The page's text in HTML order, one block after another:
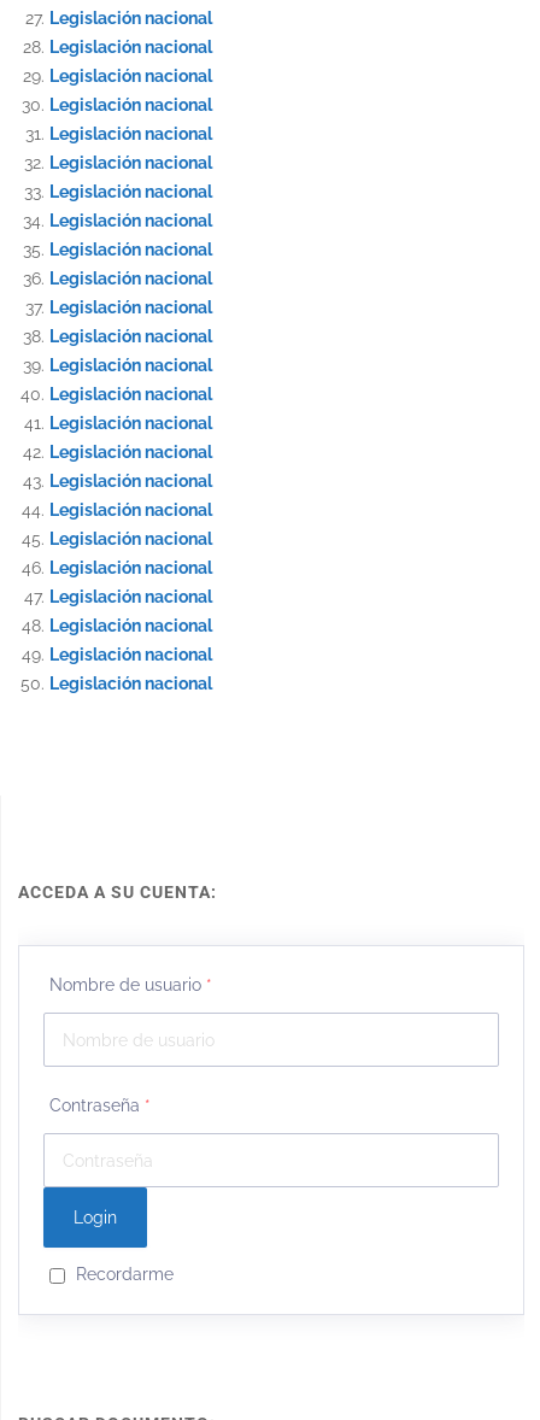
Legislación nacional
Legislación nacional
Legislación nacional
Legislación nacional
Legislación nacional
Legislación nacional
Legislación nacional
Legislación nacional
Legislación nacional
Legislación nacional
Legislación nacional
Legislación nacional
Legislación nacional
Legislación nacional
Legislación nacional
Legislación nacional
Legislación nacional
Legislación nacional
Legislación nacional
Legislación nacional
Legislación nacional
Legislación nacional
Legislación nacional
Legislación nacional
ACCEDA A SU CUENTA:
Nombre de usuario *
Contraseña *
Recordarme